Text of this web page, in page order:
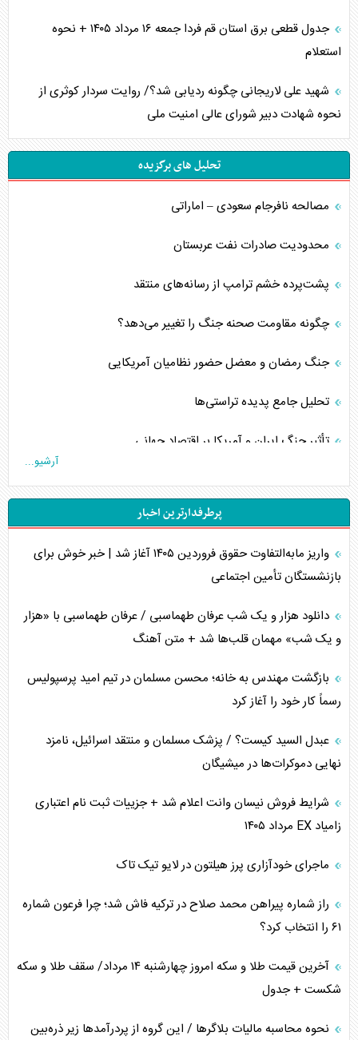
جدول قطعی برق استان قم فردا جمعه ۱۶ مرداد ۱۴۰۵ + نحوه
استعلام
شهید علی لاریجانی چگونه ردیابی شد؟/ روایت سردار کوثری از
نحوه شهادت دبیر شورای عالی امنیت ملی
تحلیل های برگزیده
مصالحه نافرجام سعودی – اماراتی
محدودیت صادرات نفت عربستان
پشت‌پرده خشم ترامپ از رسانه‌های منتقد
چگونه مقاومت صحنه جنگ را تغییر می‌دهد؟
جنگ رمضان و معضل حضور نظامیان آمریکایی
تحلیل جامع پدیده تراستی‌ها
تأثیر جنگ ایران و آمریکا بر اقتصاد جهانی
اربعین، کابوس مشترک تل‌آویو-واشنگتن
برنامه هفتم توسعه در نقطه کور سیاستگذاری
اوکراین بازوی مخرب آمریکا در غرب آسیا
اهمیت راهبردی اردن برای آمریکا
پیام، ظرفیت بالفعل‌نشده تجارت ایران
همسویی عربستان با سنتکام علیه متحدان ایران
ترامپ و توهم خلع سلاح حماس
چرا کویت به دنبال شریک امنیتی جدید است؟
اعتراف غرب به قدرت ایران در تثبیت معادلات
خطای راهبردی ترامپ مقابل برزیل
آرشیو...
پرطرفدارترین اخبار
واریز مابه‌التفاوت حقوق فروردین ۱۴۰۵ آغاز شد | خبر خوش برای
بازنشستگان تأمین اجتماعی
دانلود هزار و یک شب عرفان طهماسبی / عرفان طهماسبی با «هزار
و یک شب» مهمان قلب‌ها شد + متن آهنگ
بازگشت مهندس به خانه؛ محسن مسلمان در تیم امید پرسپولیس
رسماً کار خود را آغاز کرد
عبدل السید کیست؟ / پزشک مسلمان و منتقد اسرائیل، نامزد
نهایی دموکرات‌ها در میشیگان
شرایط فروش نیسان وانت اعلام شد + جزییات ثبت نام اعتباری
زامیاد EX مرداد ۱۴۰۵
ماجرای خودآزاری پرز هیلتون در لایو تیک تاک
راز شماره پیراهن محمد صلاح در ترکیه فاش شد؛ چرا فرعون شماره
۶۱ را انتخاب کرد؟
آخرین قیمت طلا و سکه امروز چهارشنبه ۱۴ مرداد/ سقف طلا و سکه
شکست + جدول
نحوه محاسبه مالیات بلاگر‌ها / این گروه از پردرآمد‌ها زیر ذره‌بین